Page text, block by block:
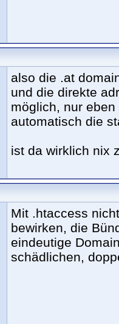
also die .at
und die direkte
möglich, nur
automatisch die
ist da wirklich nix
Mit .htaccess
bewirken, die
eindeutige
schädlichen,